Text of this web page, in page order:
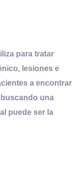
para tratar
lesiones e
a encontrar
una
puede ser la